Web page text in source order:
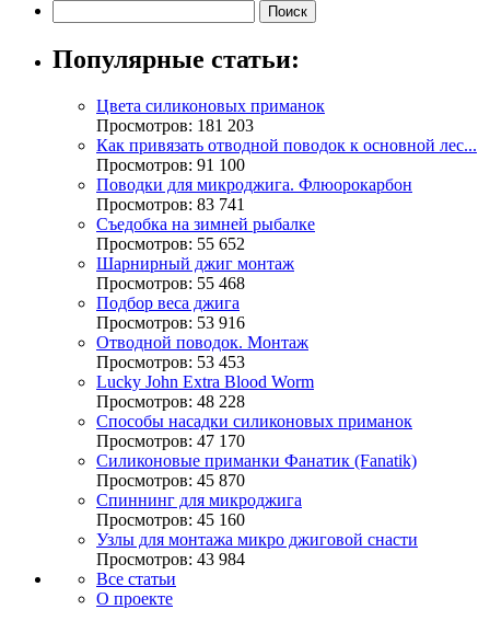
Популярные статьи:
Цвета силиконовых приманок
Просмотров: 181 203
Как привязать отводной поводок к основной лес...
Просмотров: 91 100
Поводки для микроджига. Флюорокарбон
Просмотров: 83 741
Съедобка на зимней рыбалке
Просмотров: 55 652
Шарнирный джиг монтаж
Просмотров: 55 468
Подбор веса джига
Просмотров: 53 916
Отводной поводок. Монтаж
Просмотров: 53 453
Lucky John Extra Blood Worm
Просмотров: 48 228
Способы насадки силиконовых приманок
Просмотров: 47 170
Силиконовые приманки Фанатик (Fanatik)
Просмотров: 45 870
Спиннинг для микроджига
Просмотров: 45 160
Узлы для монтажа микро джиговой снасти
Просмотров: 43 984
Все статьи
О проекте